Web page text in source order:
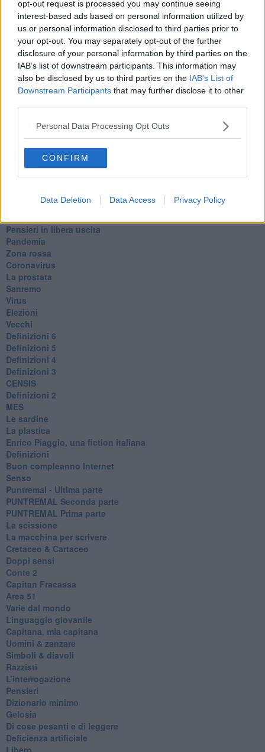
opt-out request is processed you may continue seeing
interest-based ads based on personal information utilized by
us or personal information disclosed to third parties prior to
your opt-out. You may separately opt-out of the further
disclosure of your personal information by third parties on the
IAB’s list of downstream participants. This information may
also be disclosed by us to third parties on the IAB’s List of
Downstream Participants that may further disclose it to other
Personal Data Processing Opt Outs
CONFIRM
Data Deletion Data Access Privacy Policy
Destino
Valdera
Commissari
L'orso
Grullaia
Spot
​Il grande vuoto
​La guerra dei mondi
Fase due
Congiunti
​Lettera sulla brevità della vita
Lettera semiconfidenziale al Presidente
​Pensieri in libera uscita
Pandemia
Zona rossa
Coronavirus
La prostata
Sanremo
Virus
Elezioni
Vecchi
Definizioni 6
Definizioni 5
Definizioni 4
Definizioni 3
CENSIS
​Definizioni 2
MES
Le sardine
La plastica
​Enrico Piaggio, una fiction italiana
Definizioni
​Buon compleanno Internet
Senso
Puntremal - Ultima parte
PUNTREMAL Seconda parte
​PUNTREMAL Prima parte
La scissione
La macchina per scrivere
Cretaceo & Cartaceo
Doppi sensi
​Conte 2
​Capitan Fracassa
​Area 51
Varie dal mondo
​Linguaggio giovanile
​Capitana, mia capitana
Uomini & zanzare
​Simboli & diavoli
Razzisti
​L’interrogazione
Pensieri
​Dizionario minimo
Gelosia
Di cose pesanti e di leggere
​Deficienza artificiale
Libero